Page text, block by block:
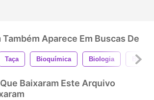
Também Aparece Em Buscas De
Taça Bioquímica Biologia
Baixaram Este Arquivo